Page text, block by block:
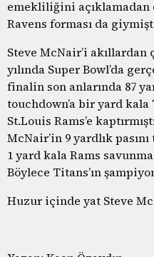
emekliliğini açıklamadan
Ravens forması da
Steve McNair’i akıllardan
yılında Super Bowl’da
finalin son anlarında 87
touchdown’a bir yard
St.Louis Rams’e
McNair’in 9 yardlık
1 yard kala Rams
Böylece Titans’ın
Huzur içinde yat Steve